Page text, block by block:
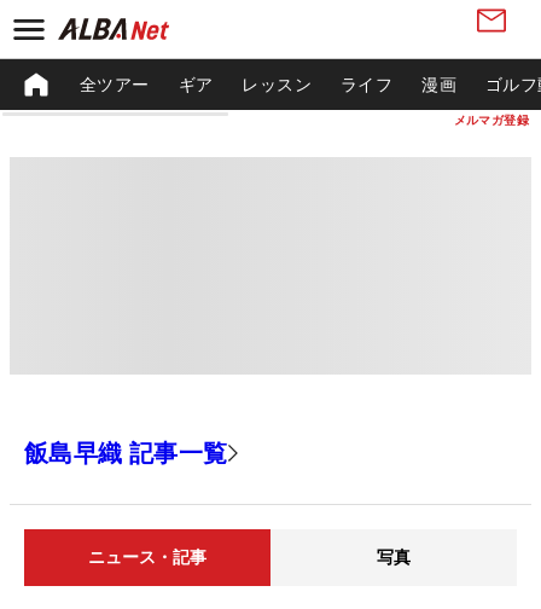
メルマガ登録
全ツアー ギア レッスン ライフ 漫画 ゴル
飯島早織 記事一覧
ニュース・記事 写真